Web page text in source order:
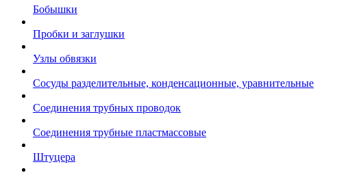
Бобышки
Пробки и заглушки
Узлы обвязки
Сосуды разделительные, конденсационные, уравнительные
Соединения трубных проводок
Соединения трубные пластмассовые
Штуцера